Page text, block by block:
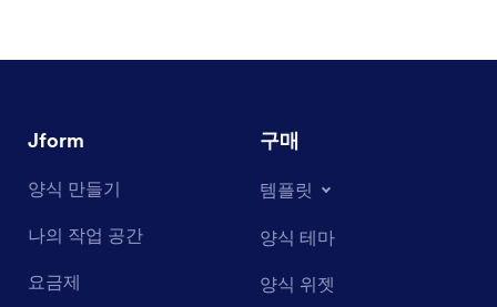
Jform
양식 만들기
나의 작업 공간
요금제
구매
템플릿
양식 테마
양식 위젯